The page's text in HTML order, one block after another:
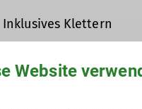
Inklusives Klettern
Hier klettern
Website